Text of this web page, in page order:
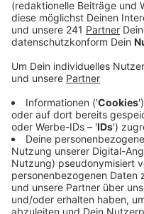
dem Schüler ihre
erkunden und
Veröffentlicht:Dienstag,
Das neue Verfahren
Lehrern bei
werden, um die Schüler
Infos und die Termine
hier.